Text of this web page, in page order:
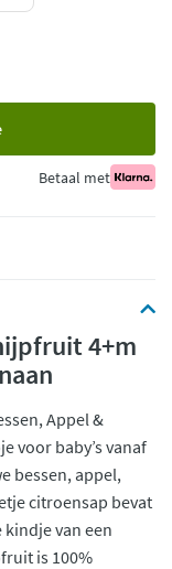
Betaal met
4+m
Appel &
voor baby’s vanaf
bessen, appel,
citroensap bevat
kindje van een
is 100%